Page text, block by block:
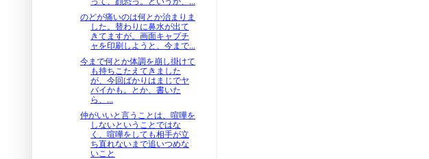
のどが痛いのは何とか治まりま
した。替わりに鼻水が出て
きてますが。画面キャプチ
ャを印刷しようと、今まで...
今まで何とか体調を崩し掛けて
も持ちこたえてきました
が、今回ばかりはまじでヤ
バイかも。とか、書いた
ら、...
仲がいいと言うことは、喧嘩を
しないということではな
く、喧嘩をしても相手が立
ち直れないまで追いつめな
いこと